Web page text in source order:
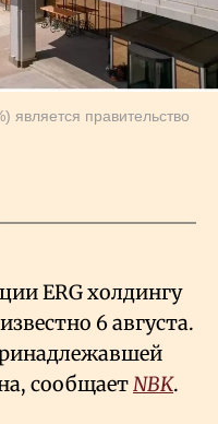
является правительство
ERG холдингу
6 августа.
сообщаетNBK.